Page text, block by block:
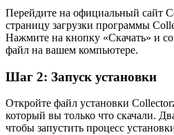
Перейдите на официальный сайт
страницу загрузки программы
Нажмите на кнопку «Скачать» и
файл на вашем компьютере.
Шаг 2: Запуск установки
Откройте файл установки
который вы только что скачали.
чтобы запустить процесс